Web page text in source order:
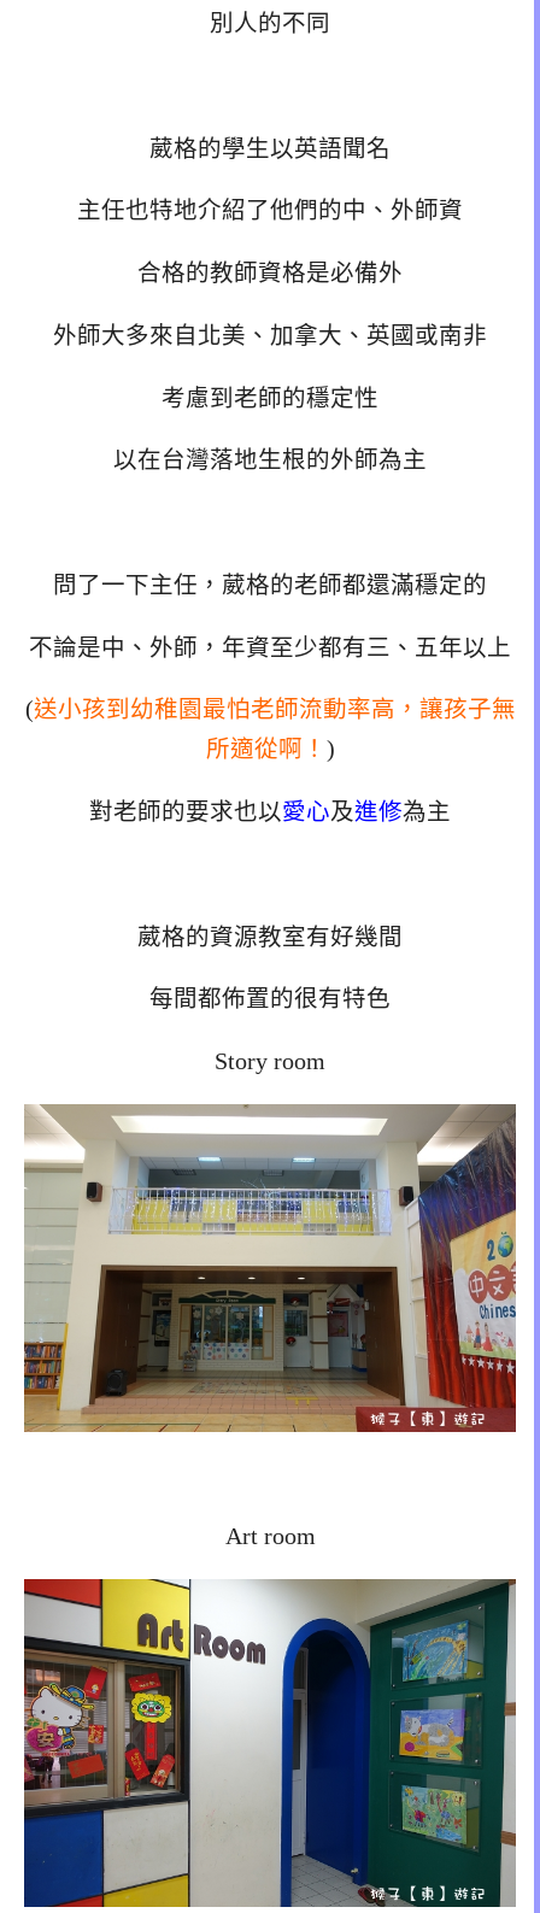
別人的不同
葳格的學生以英語聞名
主任也特地介紹了他們的中、外師資
合格的教師資格是必備外
外師大多來自北美、加拿大、英國或南非
考慮到老師的穩定性
以在台灣落地生根的外師為主
問了一下主任，葳格的老師都還滿穩定的
不論是中、外師，年資至少都有三、五年以上
(送小孩到幼稚園最怕老師流動率高，讓孩子無
所適從啊！ )
對老師的要求也以愛心及進修為主
葳格的資源教室有好幾間
每間都佈置的很有特色
Story room
Art room